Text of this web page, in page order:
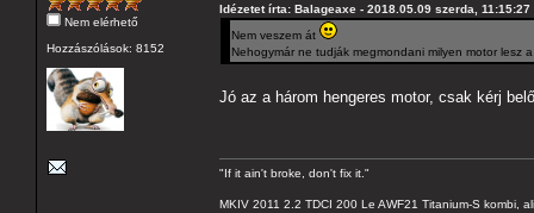
Nem elérhető
Hozzászólások: 8152
Idézetet írta: Balageaxe - 2018.05.09 szerda, 11:15:27
Nem veszem át
Nehogymár ne tudják megmondani milyen motor lesz
Jó az a három hengeres motor, csak kérj
"If it ain't broke, don't fix it."
MKIV 2011 2.2 TDCI 200 Le AWF21 Titanium-S kombi,